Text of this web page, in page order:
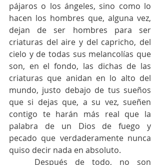
pájaros o los ángeles, sino como lo
hacen los hombres que, alguna vez,
dejan de ser hombres para ser
criaturas del aire y del capricho, del
cielo y de todas sus melancolías que
son, en el fondo, las dichas de las
criaturas que anidan en lo alto del
mundo, justo debajo de tus sueños
que si dejas que, a su vez, sueñen
contigo te harán más real que la
palabra de un Dios de fuego y
pecado que verdaderamente nunca
quiso decir nada en absoluto.